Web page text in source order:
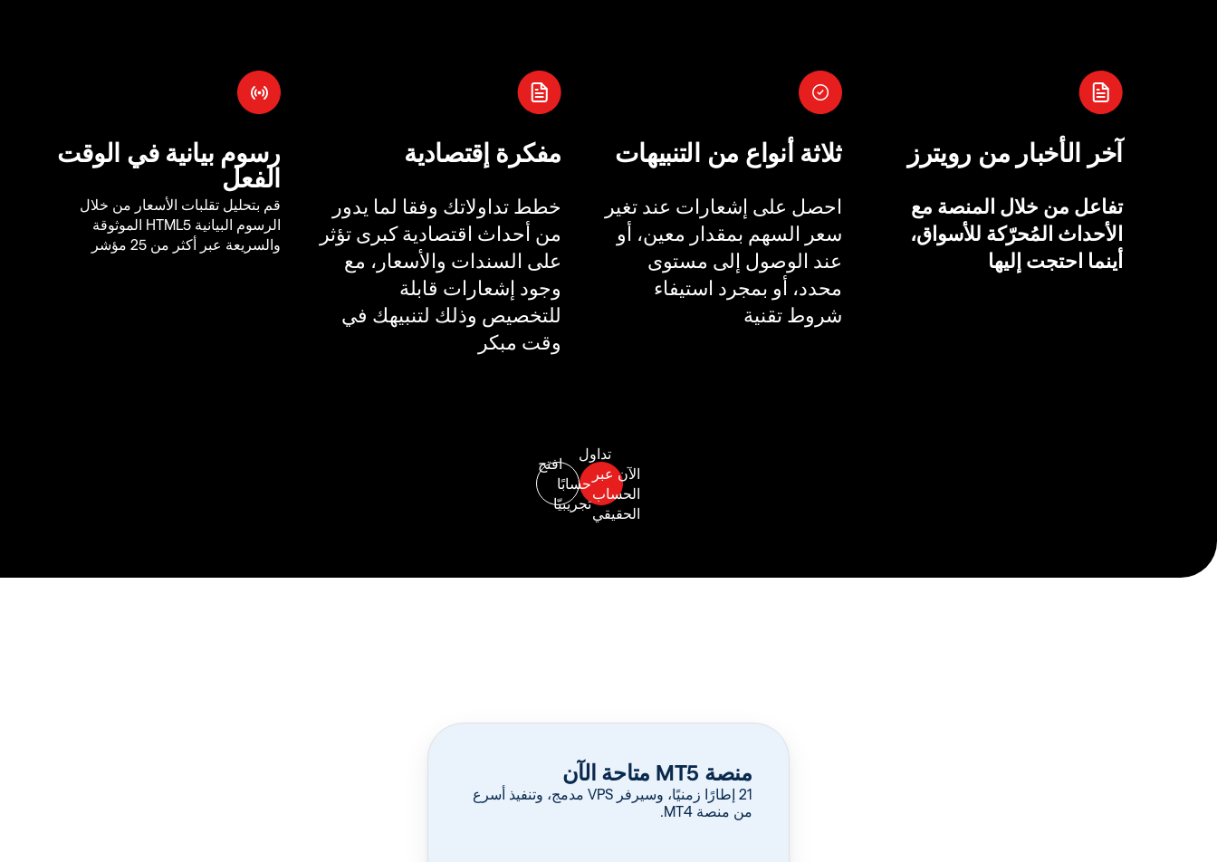
آخر الأخبار من رويترز
تفاعل من خلال المنصة مع
الأحداث المُحرّكة للأسواق،
أينما احتجت إليها
ثلاثة أنواع من التنبيهات
احصل على إشعارات عند تغير
سعر السهم بمقدار معين، أو
عند الوصول إلى مستوى
محدد، أو بمجرد استيفاء
شروط تقنية
مفكرة إقتصادية
خطط تداولاتك وفقا لما يدور
من أحداث اقتصادية كبرى تؤثر
على السندات والأسعار، مع
وجود إشعارات قابلة
للتخصيص وذلك لتنبيهك في
وقت مبكر
رسوم بيانية في الوقت
الفعل
قم بتحليل تقلبات الأسعار من خلال
الرسوم البيانية HTML5 الموثوقة
والسريعة عبر أكثر من 25 مؤشر
منصة MT5 متاحة الآن
‏21 إطارًا زمنيًا، وسيرفر VPS مدمج، وتنفيذ أسرع
من منصة MT4.